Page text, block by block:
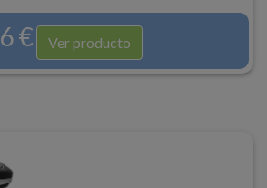
€ Ver producto